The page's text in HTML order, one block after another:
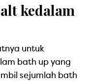
kedalam
untuk
bath up yang
sejumlah bath